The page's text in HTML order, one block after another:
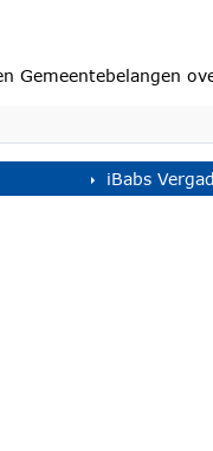
Gemeentebelangen
iBabs